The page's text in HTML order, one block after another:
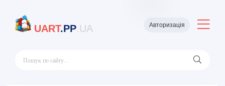
UART.PP.UA Авторизація